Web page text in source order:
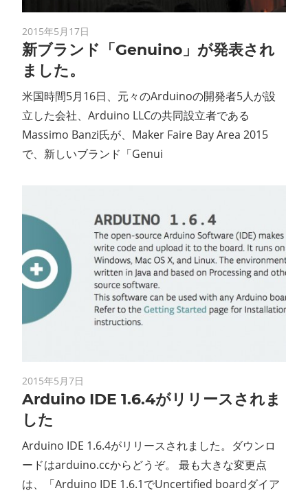
2015年5月17日
新ブランド「Genuino」が発表され
ました。
米国時間5月16日、元々のArduinoの開発者5人が設
立した会社、Arduino LLCの共同設立者である
Massimo Banzi氏が、Maker Faire Bay Area 2015
で、新しいブランド「Genui
2015年5月7日
Arduino IDE 1.6.4がリリースされま
した
Arduino IDE 1.6.4がリリースされました。ダウンロ
ードはarduino.ccからどうぞ。 最も大きな変更点
は、「Arduino IDE 1.6.1でUncertified boardダイア